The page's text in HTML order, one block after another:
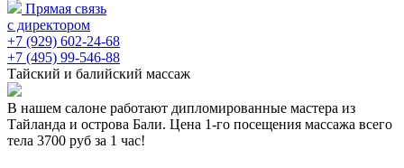
Прямая связь
с директором
+7 (929) 602-24-68
+7 (495) 99-546-88
Тайский и балийский массаж
В нашем салоне работают дипломированные мастера из
Тайланда и острова Бали. Цена 1-го посещения массажа всего
тела 3700 руб за 1 час!